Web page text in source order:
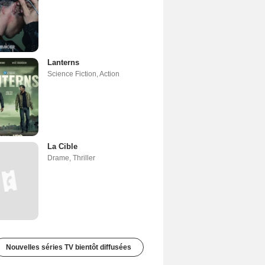
Lanterns
Science Fiction,Action
La Cible
Drame, Thriller
Nouvelles séries TV bientôt diffusées